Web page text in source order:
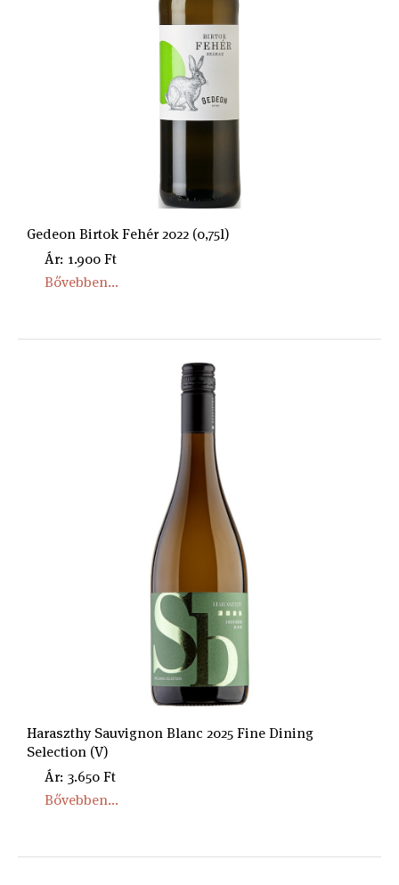
Gedeon Birtok Fehér 2022 (0,75l)
Ár: 1.900 Ft
Bővebben...
Haraszthy Sauvignon Blanc 2025 Fine Dining
Selection (V)
Ár: 3.650 Ft
Bővebben...